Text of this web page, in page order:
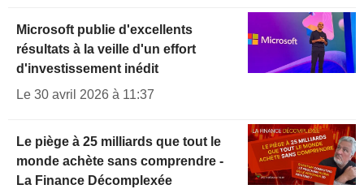
Microsoft publie d'excellents
résultats à la veille d'un effort
d'investissement inédit
Le 30 avril 2026 à 11:37
Le piège à 25 milliards que tout le
monde achète sans comprendre -
La Finance Décomplexée